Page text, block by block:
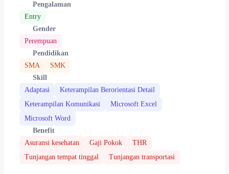
Pengalaman
Entry
Gender
Perempuan
Pendidikan
SMA
SMK
Skill
Adaptasi
Keterampilan Berorientasi Detail
Keterampilan Komunikasi
Microsoft Excel
Microsoft Word
Benefit
Asuransi kesehatan
Gaji Pokok
THR
Tunjangan tempat tinggal
Tunjangan transportasi